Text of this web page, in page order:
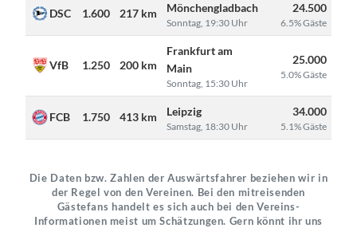
DSC 1.600 217 km Mönchengladbach
Sonntag, 19:30 Uhr
24.500
6.5% Gäste
VfB 1.250 200 km
Frankfurt am
Main
Sonntag, 15:30 Uhr
25.000
5.0% Gäste
FCB 1.750 413 km Leipzig
Samstag, 18:30 Uhr
34.000
5.1% Gäste
Die Daten bzw. Zahlen der Auswärtsfahrer beziehen wir in
der Regel von den Vereinen. Bei den mitreisenden
Gästefans handelt es sich auch bei den Vereins-
Informationen meist um Schätzungen. Gern könnt ihr uns